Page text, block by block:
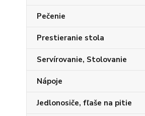
Pečenie
Prestieranie stola
Servírovanie, Stolovanie
Nápoje
Jedlonosiče, fľaše na pitie